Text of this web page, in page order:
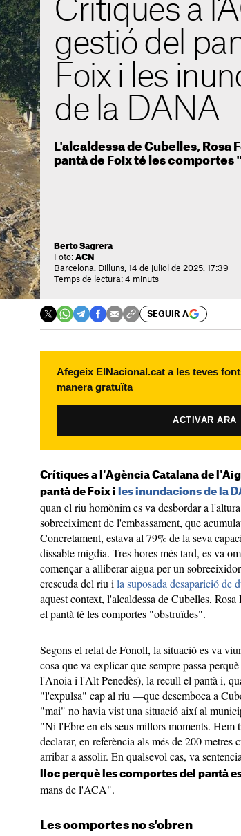
Crítiques a
gestió del
Foix i les
de la DANA
L'alcaldessa de Cubelles, Rosa
pantà de Foix té les comportes
Berto Sagrera
Foto: ACN
Barcelona. Dilluns, 14 de juliol de 2025. 17:39
Temps de lectura: 4 minuts
SEGUIR A
Afegeix ElNacional.cat a les teves
manera gratuïta
ACTIVAR ARA
Crítiques a l'Agència Catalana de
pantà de Foix i les inundacions de la
quan el riu homònim es va desbordar a
sobreeiximent de l'embassament, que
Concretament, estava al 79% de la seva
dissabte migdia. Tres hores més tard, es va
començar a alliberar aigua per un
crescuda del riu i la suposada desaparició de
aquest context, l'alcaldessa de Cubelles,
el pantà té les comportes "obstruïdes".
Segons el relat de Fonoll, la situació es va
cosa que va explicar que sempre passa
l'Anoia i l'Alt Penedès), la recull el pantà i,
"l'expulsa" cap al riu —que desemboca a
"mai" no havia vist una situació així al
"Ni l'Ebre en els seus millors moments.
declarar, en referència als més de 200 metres
arribar a assolir. En qualsevol cas, va
lloc perquè les comportes del pantà
mans de l'ACA".
Les comportes no s'obren